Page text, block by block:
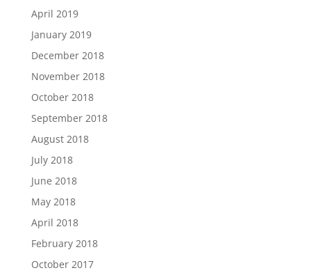
April 2019
January 2019
December 2018
November 2018
October 2018
September 2018
August 2018
July 2018
June 2018
May 2018
April 2018
February 2018
October 2017